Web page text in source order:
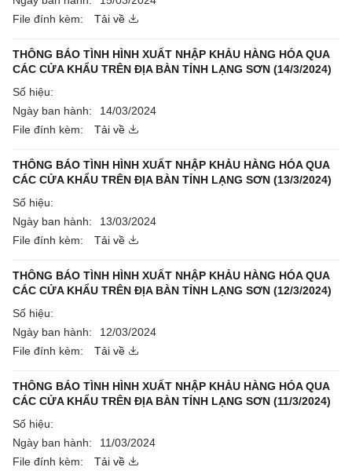
File đính kèm:
Tải về
THÔNG BÁO TÌNH HÌNH XUẤT NHẬP KHẢU HÀNG HÓA QUA
CÁC CỬA KHẨU TRÊN ĐỊA BÀN TỈNH LẠNG SƠN (14/3/2024)
Số hiệu:
Ngày ban hành:
14/03/2024
File đính kèm:
Tải về
THÔNG BÁO TÌNH HÌNH XUẤT NHẬP KHẢU HÀNG HÓA QUA
CÁC CỬA KHẨU TRÊN ĐỊA BÀN TỈNH LẠNG SƠN (13/3/2024)
Số hiệu:
Ngày ban hành:
13/03/2024
File đính kèm:
Tải về
THÔNG BÁO TÌNH HÌNH XUẤT NHẬP KHẢU HÀNG HÓA QUA
CÁC CỬA KHẨU TRÊN ĐỊA BÀN TỈNH LẠNG SƠN (12/3/2024)
Số hiệu:
Ngày ban hành:
12/03/2024
File đính kèm:
Tải về
THÔNG BÁO TÌNH HÌNH XUẤT NHẬP KHẢU HÀNG HÓA QUA
CÁC CỬA KHẨU TRÊN ĐỊA BÀN TỈNH LẠNG SƠN (11/3/2024)
Số hiệu:
Ngày ban hành:
11/03/2024
File đính kèm:
Tải về